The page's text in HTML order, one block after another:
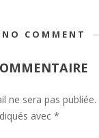
NO COMMENT
ne sera pas publiée.
avec *